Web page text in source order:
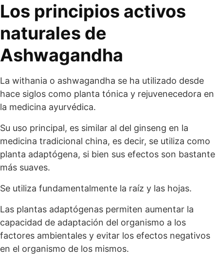
Los principios activos
naturales de
Ashwagandha
La withania o ashwagandha se ha utilizado desde
hace siglos como planta tónica y rejuvenecedora en
la medicina ayurvédica.
Su uso principal, es similar al del ginseng en la
medicina tradicional china, es decir, se utiliza como
planta adaptógena, si bien sus efectos son bastante
más suaves.
Se utiliza fundamentalmente la raíz y las hojas.
Las plantas adaptógenas permiten aumentar la
capacidad de adaptación del organismo a los
factores ambientales y evitar los efectos negativos
en el organismo de los mismos.